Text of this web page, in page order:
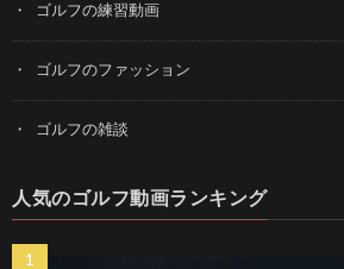
ゴルフの練習動画
ゴルフのファッション
ゴルフの雑談
人気のゴルフ動画ランキング